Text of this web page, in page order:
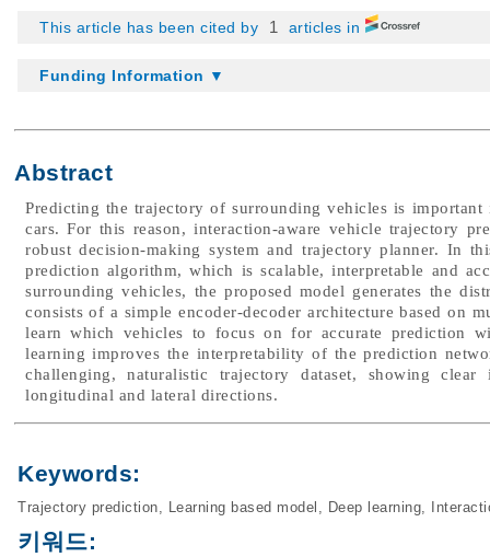
This article has been cited by 1 articles in
Funding Information ▼
Abstract
Predicting the trajectory of surrounding vehicles is
cars. For this reason, interaction-aware vehicle trajectory
robust decision-making system and trajectory planner. In
prediction algorithm, which is scalable, interpretable and
surrounding vehicles, the proposed model generates the
consists of a simple encoder-decoder architecture based on
learn which vehicles to focus on for accurate prediction
learning improves the interpretability of the prediction
challenging, naturalistic trajectory dataset, showing
longitudinal and lateral directions.
Keywords:
Trajectory prediction, Learning based model , Deep learning,
키워드: